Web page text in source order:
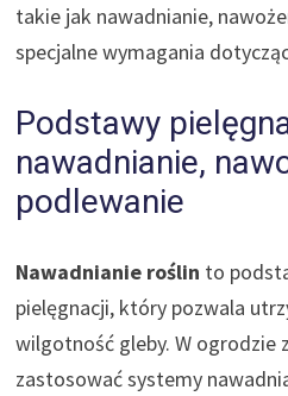
takie jak nawadnianie,
specjalne wymagania
Podstawy
nawadnianie,
podlewanie
Nawadnianie roślin to
pielęgnacji, który pozwala
wilgotność gleby. W ogrodzie
zastosować systemy